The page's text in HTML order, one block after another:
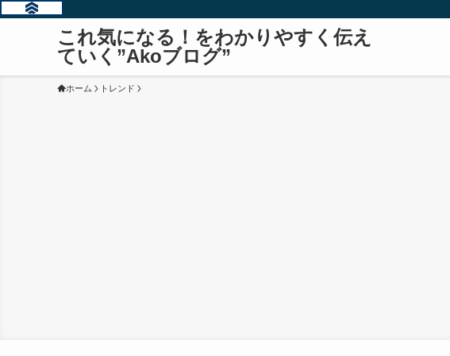
これ気になる！をわかりやすく伝え
ていく”Akoブログ”
ホーム トレンド